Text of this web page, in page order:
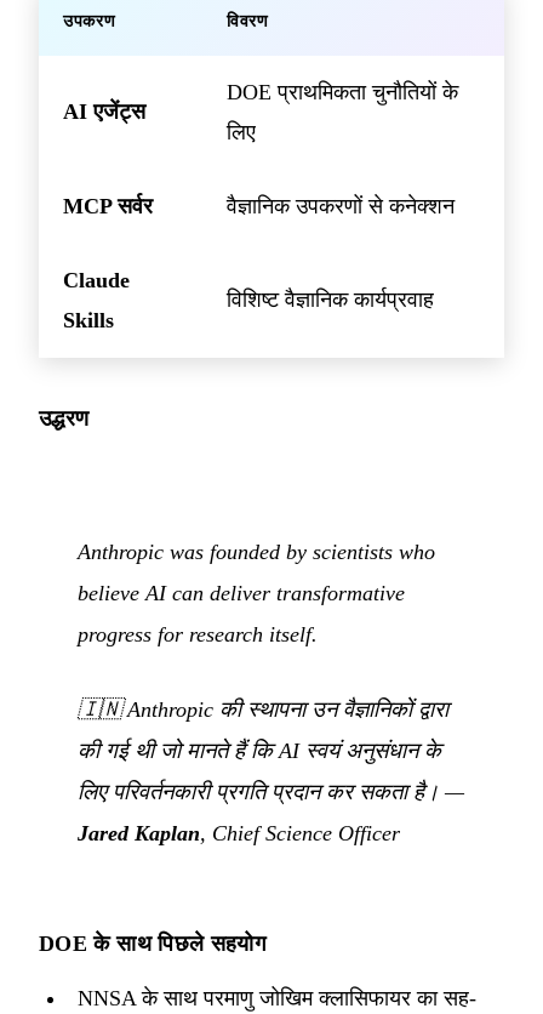
उपकरण विवरण
AI एजेंट्स
DOE प्राथमिकता चुनौतियों के
लिए
MCP सर्वर वैज्ञानिक उपकरणों से कनेक्शन
Claude
Skills
विशिष्ट वैज्ञानिक कार्यप्रवाह
उद्धरण
Anthropic was founded by scientists who
believe AI can deliver transformative
progress for research itself.
🇮🇳Anthropic की स्थापना उन वैज्ञानिकों द्वारा
की गई थी जो मानते हैं कि AI स्वयं अनुसंधान के
लिए परिवर्तनकारी प्रगति प्रदान कर सकता है। —
Jared Kaplan, Chief Science Officer
DOE के साथ पिछले सहयोग
NNSA के साथ परमाणु जोखिम क्लासिफायर का सह-